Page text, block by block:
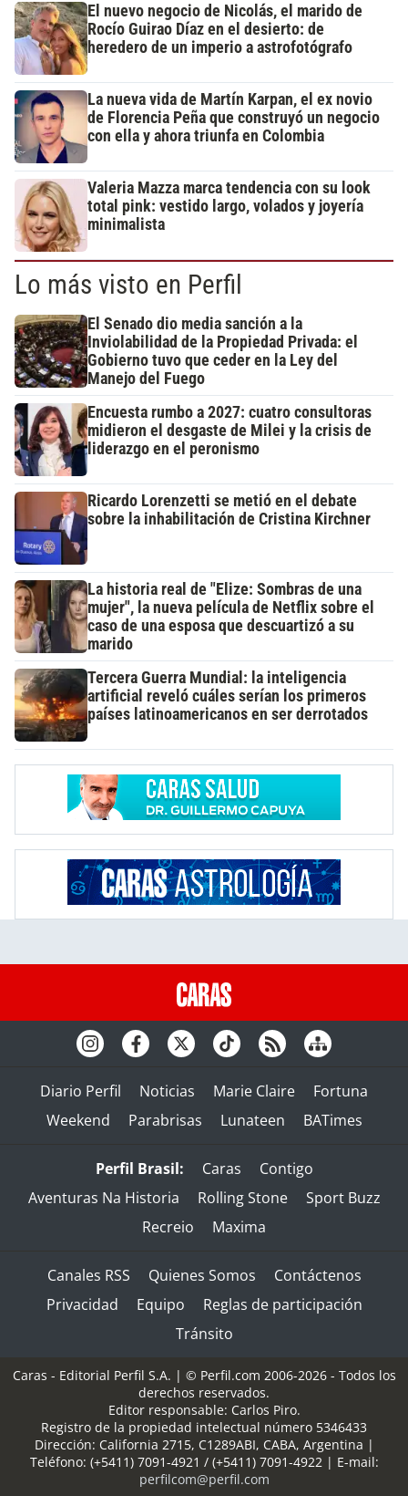
El nuevo negocio de Nicolás, el marido de
Rocío Guirao Díaz en el desierto: de
heredero de un imperio a astrofotógrafo
La nueva vida de Martín Karpan, el ex novio
de Florencia Peña que construyó un negocio
con ella y ahora triunfa en Colombia
Valeria Mazza marca tendencia con su look
total pink: vestido largo, volados y joyería
minimalista
Lo más visto en Perfil
El Senado dio media sanción a la
Inviolabilidad de la Propiedad Privada: el
Gobierno tuvo que ceder en la Ley del
Manejo del Fuego
Encuesta rumbo a 2027: cuatro consultoras
midieron el desgaste de Milei y la crisis de
liderazgo en el peronismo
Ricardo Lorenzetti se metió en el debate
sobre la inhabilitación de Cristina Kirchner
La historia real de "Elize: Sombras de una
mujer", la nueva película de Netflix sobre el
caso de una esposa que descuartizó a su
marido
Tercera Guerra Mundial: la inteligencia
artificial reveló cuáles serían los primeros
países latinoamericanos en ser derrotados
Diario Perfil Noticias Marie Claire
Fortuna
Weekend
Parabrisas Lunateen BATimes
Perfil Brasil: Caras
Contigo
Aventuras Na Historia
Rolling Stone
Sport Buzz
Recreio
Maxima
Canales RSS Quienes Somos
Contáctenos
Privacidad
Equipo
Reglas de participación
Tránsito
Caras - Editorial Perfil S.A. | © Perfil.com 2006-2026 - Todos los
derechos reservados.
Editor responsable: Carlos Piro.
Registro de la propiedad intelectual número 5346433
Dirección: California 2715, C1289ABI, CABA, Argentina |
Teléfono: (+5411) 7091-4921 / (+5411) 7091-4922| E-mail:
perfilcom@perfil.com